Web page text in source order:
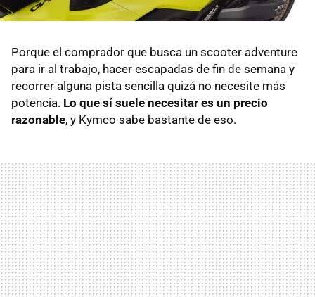
Porque el comprador que busca un scooter adventure
para ir al trabajo, hacer escapadas de fin de semana y
recorrer alguna pista sencilla quizá no necesite más
potencia. Lo que sí suele necesitar es un precio
razonable, y Kymco sabe bastante de eso.